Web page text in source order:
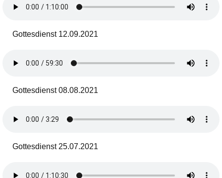
Gottesdienst 12.09.2021
Gottesdienst 08.08.2021
Gottesdienst 25.07.2021